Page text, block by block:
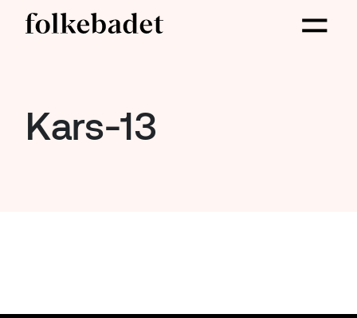
Kars-13